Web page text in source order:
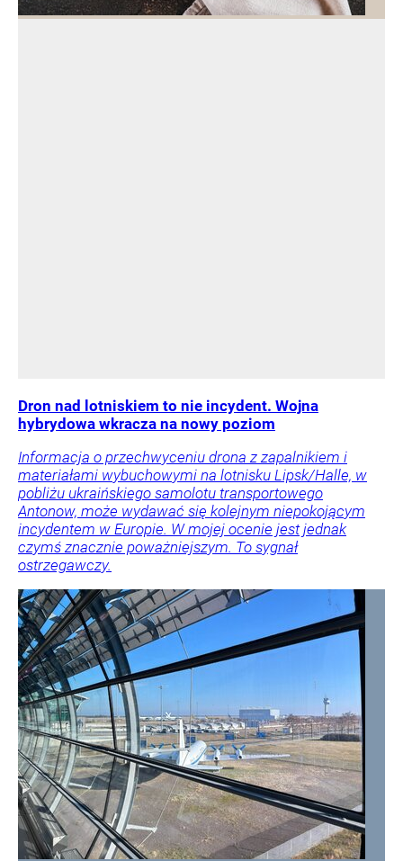
Dron nad lotniskiem to nie incydent. Wojna
hybrydowa wkracza na nowy poziom
Informacja o przechwyceniu drona z zapalnikiem i
materiałami wybuchowymi na lotnisku Lipsk/Halle, w
pobliżu ukraińskiego samolotu transportowego
Antonow, może wydawać się kolejnym niepokojącym
incydentem w Europie. W mojej ocenie jest jednak
czymś znacznie poważniejszym. To sygnał
ostrzegawczy.